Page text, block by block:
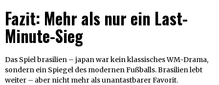
Fazit: Mehr als nur ein Last-
Minute-Sieg
Das Spiel brasilien – japan war kein klassisches WM-Drama,
sondern ein Spiegel des modernen Fußballs. Brasilien lebt
weiter – aber nicht mehr als unantastbarer Favorit.